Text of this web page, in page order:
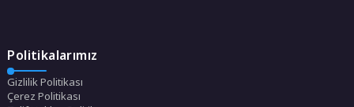
Politikalarımız
Gizlilik Politikası
Çerez Politikası